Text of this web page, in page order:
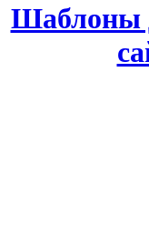
Шаблоны